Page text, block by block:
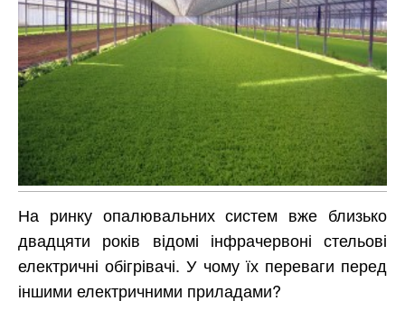
На ринку опалювальних систем вже близько
двадцяти років відомі інфрачервоні стельові
електричні обігрівачі. У чому їх переваги перед
іншими електричними приладами?